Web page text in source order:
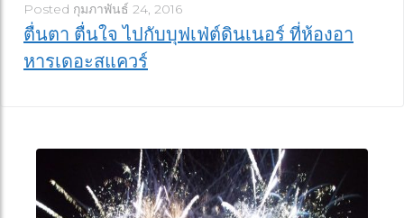
Posted กุมภาพันธ์ 24, 2016
ตื่นตา ตื่นใจ ไปกับบุฟเฟ่ต์ดินเนอร์ ที่ห้องอา
หารเดอะสแควร์